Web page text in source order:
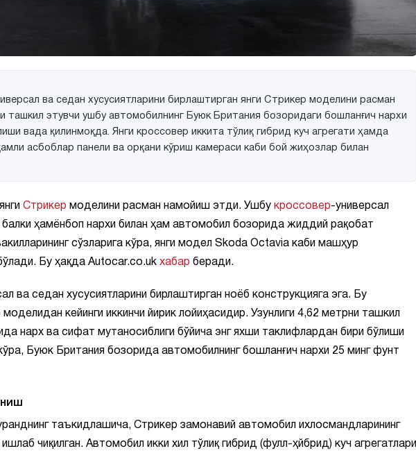
ва седан хусусиятларини бирлаштирган янги Стрикер моделини расман
ташкил этувчи ушбу автомобилнинг Буюк Британия бозоридаги бошланғич нархи
вада қилинмоқда. Янги кроссовер иккита тўлиқ гибрид куч агрегати ҳамда
асбоблар панели ва орқани кўриш камераси каби бой жиҳозлар билан
Стрикер моделини расман намойиш этди. Ушбу кроссовер-универсал
балки ҳамёнбоп нархи билан ҳам автомобил бозорида жиддий рақобат
сўзларига кўра, янги модел Skoda Octavia каби машҳур
Бу ҳақда Autocar.co.uk хабар беради.
ва седан хусусиятларини бирлаштирган ноёб конструкцияга эга. Бу
кейинги иккинчи йирик лойиҳасидир. Узунлиги 4,62 метрни ташкил
нарх ва сифат мутаносиблиги бўйича энг яхши таклифлардан бири бўлиши
Буюк Британия бозорида автомобилнинг бошланғич нархи 25 минг фунт
таъкидлашича, Стрикер замонавий автомобил ихлосмандларининг
чиқилган. Автомобил икки хил тўлиқ гибрид (фулл-ҳйбрид) куч агрегатлари